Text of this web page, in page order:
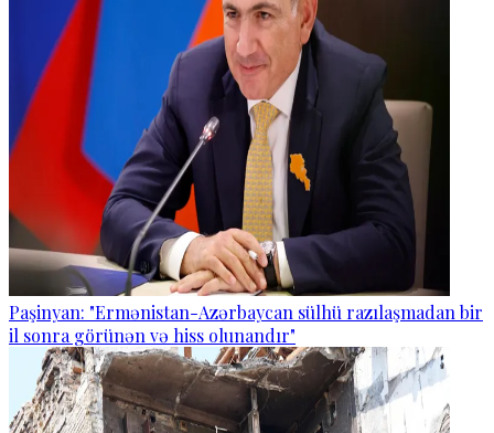
Paşinyan: "Ermənistan-Azərbaycan sülhü razılaşmadan bir
il sonra görünən və hiss olunandır"